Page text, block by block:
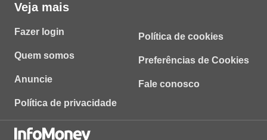
Veja mais
Fazer login
Quem somos
Anuncie
Política de privacidade
Política de cookies
Preferências de Cookies
Fale conosco